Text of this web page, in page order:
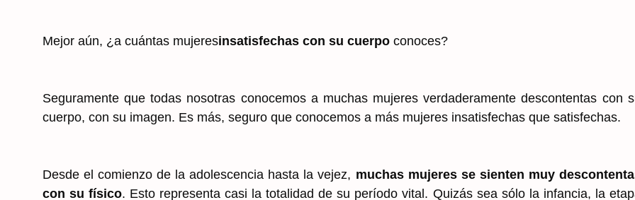
Mejor aún, ¿a cuántas mujeresinsatisfechas con su cuerpo conoces?
Seguramente que todas nosotras conocemos a muchas mujeres verdaderamente descontentas con
cuerpo, con su imagen. Es más, seguro que conocemos a más mujeres insatisfechas que satisfechas.
Desde el comienzo de la adolescencia hasta la vejez, muchas mujeres se sienten muy
con su físico. Esto representa casi la totalidad de su período vital. Quizás sea sólo la infancia, la